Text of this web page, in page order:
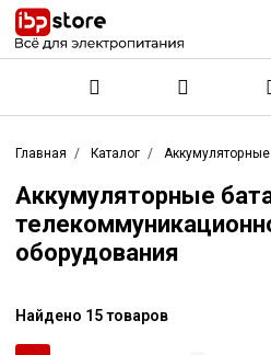
Главная Каталог
Аккумуляторные
оборудования
Найдено 15 товаров